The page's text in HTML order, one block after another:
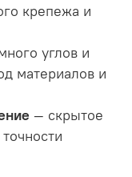
крепежа и
углов и
материалов и
— скрытое